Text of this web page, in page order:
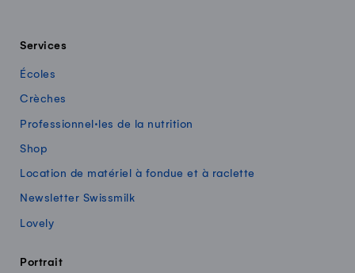
Services
Écoles
Crèches
Professionnel·les de la nutrition
Shop
Location de matériel à fondue et à raclette
Newsletter Swissmilk
Lovely
Portrait